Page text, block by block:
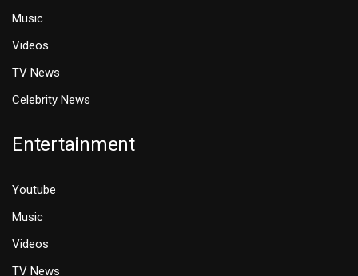
Music
Videos
TV News
Celebrity News
Entertainment
Youtube
Music
Videos
TV News